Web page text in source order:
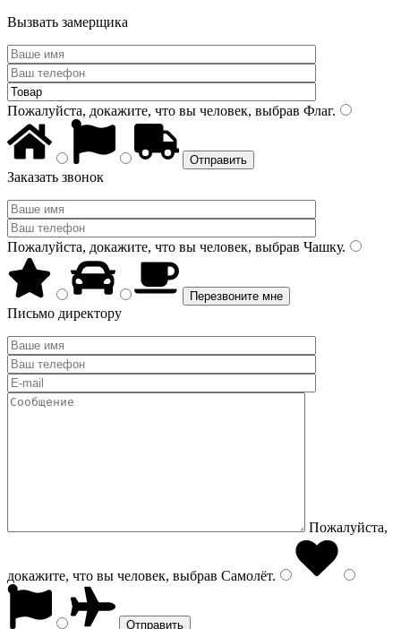
Вызвать замерщика
Пожалуйста, докажите, что вы человек, выбрав Флаг.
Заказать звонок
Пожалуйста, докажите, что вы человек, выбрав Чашку.
Письмо директору
Пожалуйста,
докажите, что вы человек, выбрав Самолёт.